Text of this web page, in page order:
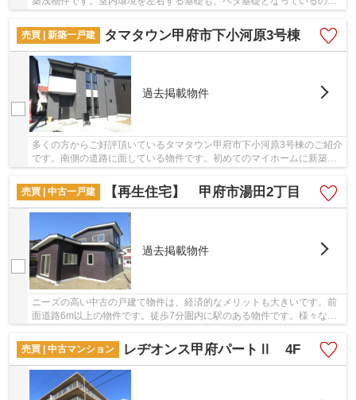
安心です。道路が南側に面しているので、とて...
売買 | 新築一戸建
タマタウン甲府市下小河原3号棟
過去掲載物件
多くの方からご好評頂いているタマタウン甲府市下小河原3号棟のご紹介
です。南側の道路に面している物件です。初めてのマイホームに新築戸
建てはいかがでしょうか。室内環境まで左右す...
売買 | 中古一戸建
【再生住宅】 甲府市湯田2丁目
過去掲載物件
ニーズの高い中古の戸建て物件は、経済的なメリットも大きいです。前
面道路6m以上の物件です。徒歩7分圏内に駅のある物件です。様々なこ
売買 | 中古マンション
レヂオンス甲府パートⅡ 4F